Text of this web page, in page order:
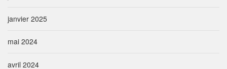
r
janvier 2025
mai 2024
avril 2024